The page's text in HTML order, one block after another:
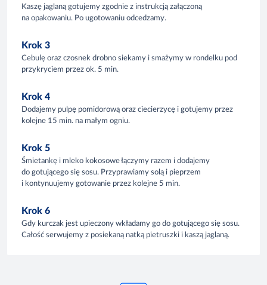
Kaszę jaglaną gotujemy zgodnie z instrukcją załączoną
na opakowaniu. Po ugotowaniu odcedzamy.
Krok 3
Cebulę oraz czosnek drobno siekamy i smażymy w rondelku pod
przykryciem przez ok. 5 min.
Krok 4
Dodajemy pulpę pomidorową oraz ciecierzycę i gotujemy przez
kolejne 15 min. na małym ogniu.
Krok 5
Śmietankę i mleko kokosowe łączymy razem i dodajemy
do gotującego się sosu. Przyprawiamy solą i pieprzem
i kontynuujemy gotowanie przez kolejne 5 min.
Krok 6
Gdy kurczak jest upieczony wkładamy go do gotującego się sosu.
Całość serwujemy z posiekaną natką pietruszki i kaszą jaglaną.